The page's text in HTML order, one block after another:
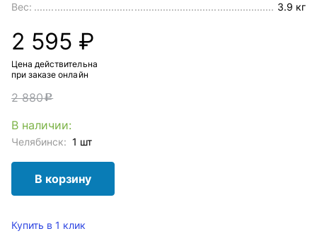
Вес:
3.9 кг
2 595 ₽
Цена действительна
при заказе онлайн
2 880c
В наличии:
Челябинск: 1 шт
В корзину
Купить в 1 клик